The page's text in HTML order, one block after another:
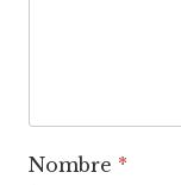
Nombre *